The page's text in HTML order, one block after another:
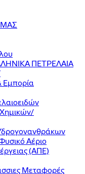
ΠΕΤΡΕΛΑΙΑ
Εμπορία
Αέριο
(ΑΠΕ)
Μεταφορές